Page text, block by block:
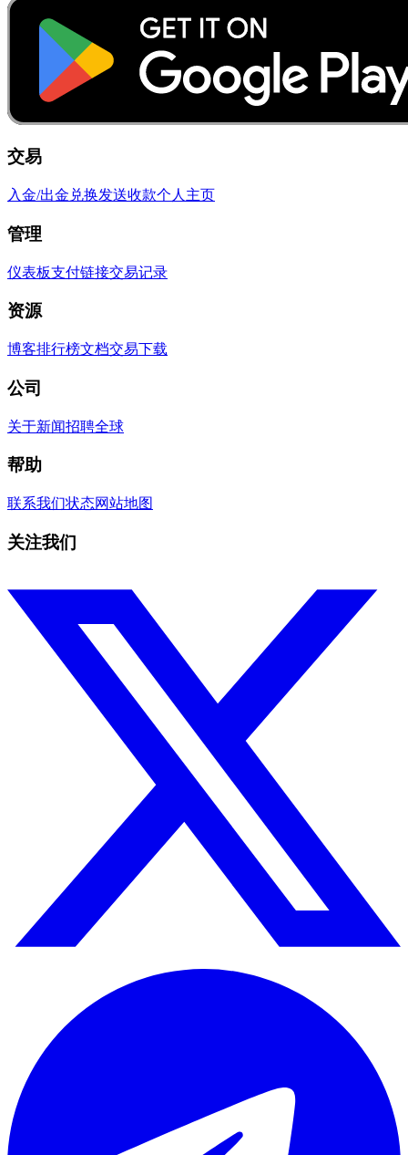
交易
入金/出金 兑换发送收款个人主页
管理
仪表板支付链接交易记录
资源
博客排行榜文档交易下载
公司
关于新闻招聘全球
帮助
联系我们状态网站地图
关注我们